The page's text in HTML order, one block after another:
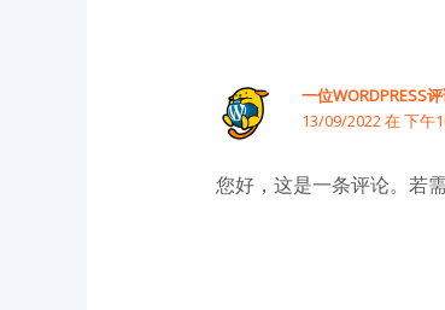
一位WORDPRESS
13/09/2022 在 下午
您好，这是一条评论。若